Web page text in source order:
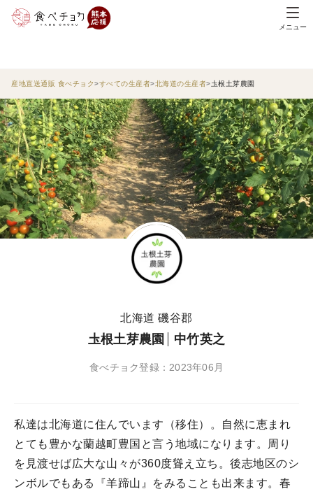
メニュー
産地直送通販 食べチョク すべての生産者 北海道の生産者 圡根土芽農園
北海道 磯谷郡
圡根土芽農園 中竹英之
食べチョク登録：2023年06月
私達は北海道に住んでいます（移住）。自然に恵まれ
とても豊かな蘭越町豊国と言う地域になります。周り
を見渡せば広大な山々が360度聳え立ち。後志地区のシ
ンボルでもある『羊蹄山』をみることも出来ます。春